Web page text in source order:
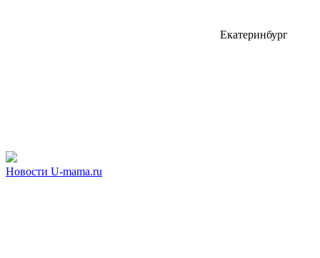
Екатеринбург
Новости U-mama.ru